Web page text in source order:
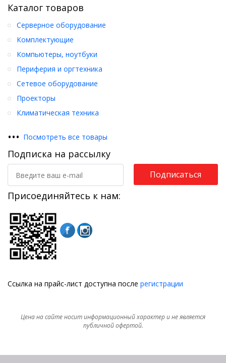
Каталог товаров
Серверное оборудование
Комплектующие
Компьютеры, ноутбуки
Периферия и оргтехника
Сетевое оборудование
Проекторы
Климатическая техника
••• Посмотреть все товары
Подписка на рассылку
Подписаться
Присоединяйтесь к нам:
Ссылка на прайс-лист доступна после регистрации
Цена на сайте носит информационный характер и не является
публичной офертой.